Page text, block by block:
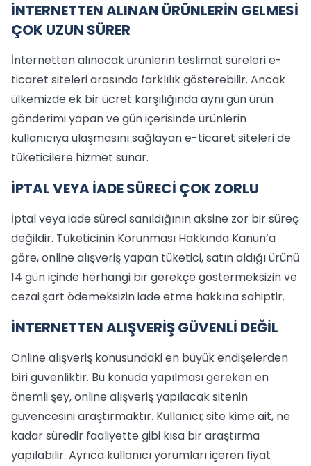
İNTERNETTEN ALINAN ÜRÜNLERİN GELMESİ
ÇOK UZUN SÜRER
İnternetten alınacak ürünlerin teslimat süreleri e-
ticaret siteleri arasında farklılık gösterebilir. Ancak
ülkemizde ek bir ücret karşılığında aynı gün ürün
gönderimi yapan ve gün içerisinde ürünlerin
kullanıcıya ulaşmasını sağlayan e-ticaret siteleri de
tüketicilere hizmet sunar.
İPTAL VEYA İADE SÜRECİ ÇOK ZORLU
İptal veya iade süreci sanıldığının aksine zor bir süreç
değildir. Tüketicinin Korunması Hakkında Kanun’a
göre, online alışveriş yapan tüketici, satın aldığı ürünü
14 gün içinde herhangi bir gerekçe göstermeksizin ve
cezai şart ödemeksizin iade etme hakkına sahiptir.
İNTERNETTEN ALIŞVERİŞ GÜVENLİ DEĞİL
Online alışveriş konusundaki en büyük endişelerden
biri güvenliktir. Bu konuda yapılması gereken en
önemli şey, online alışveriş yapılacak sitenin
güvencesini araştırmaktır. Kullanıcı; site kime ait, ne
kadar süredir faaliyette gibi kısa bir araştırma
yapılabilir. Ayrıca kullanıcı yorumları içeren fiyat